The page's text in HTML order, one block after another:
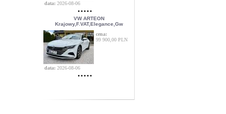
data: 2026-08-06
VW ARTEON
Krajowy,F.VAT,Elegance,Gw
cena:
99 900,00 PLN
data: 2026-08-06